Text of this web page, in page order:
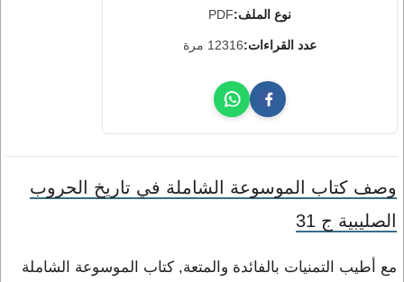
نوع الملف:PDF
عدد القراءات:12316 مرة
وصف كتاب الموسوعة الشاملة في تاريخ الحروب
الصليبية ج 31
مع أطيب التمنيات بالفائدة والمتعة, كتاب الموسوعة الشاملة